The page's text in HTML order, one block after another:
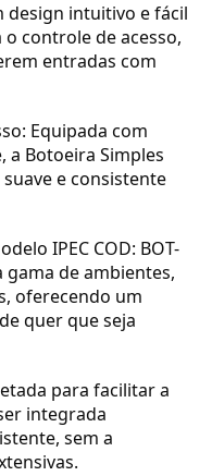
design intuitivo e fácil
controle de acesso,
entradas com
Equipada com
a Botoeira Simples
e consistente
IPEC COD: BOT-
de ambientes,
oferecendo um
quer que seja
para facilitar a
integrada
sem a